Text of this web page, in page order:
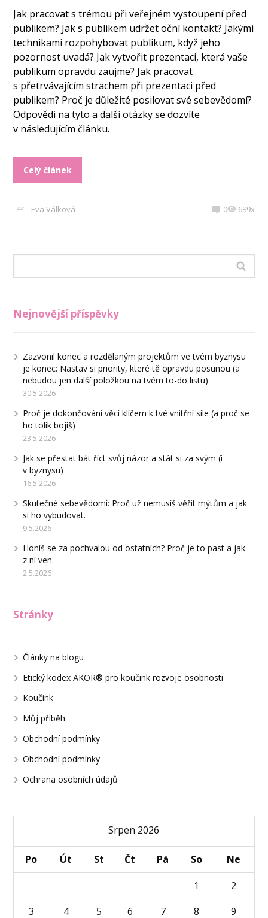
Jak pracovat s trémou při veřejném vystoupení před
publikem? Jak s publikem udržet oční kontakt? Jakými
technikami rozpohybovat publikum, když jeho
pozornost uvadá? Jak vytvořit prezentaci, která vaše
publikum opravdu zaujme? Jak pracovat
s přetrvávajícím strachem při prezentaci před
publikem? Proč je důležité posilovat své sebevědomí?
Odpovědi na tyto a další otázky se dozvíte
v následujícím článku.
Celý článek
Eva Válková 0 689x
Nejnovější příspěvky
Zazvonil konec a rozdělaným projektům ve tvém byznysu
je konec: Nastav si priority, které tě opravdu posunou (a
nebudou jen další položkou na tvém to-do listu)
30.5.2026
Proč je dokončování věcí klíčem k tvé vnitřní síle (a proč se
ho tolik bojíš)
23.5.2026
Jak se přestat bát říct svůj názor a stát si za svým (i
v byznysu)
16.5.2026
Skutečné sebevědomí: Proč už nemusíš věřit mýtům a jak
si ho vybudovat.
9.5.2026
Honíš se za pochvalou od ostatních? Proč je to past a jak
z ní ven.
2.5.2026
Stránky
Články na blogu
Etický kodex AKOR® pro koučink rozvoje osobnosti
Koučink
Můj příběh
Obchodní podmínky
Obchodní podmínky
Ochrana osobních údajů
Srpen 2026
Po Út St Čt Pá So
Ne
1
2
3
4 5 6 7 8 9